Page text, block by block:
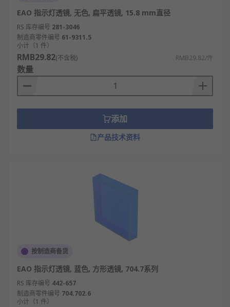
EAO 指示灯透镜, 无色, 扁平透镜, 15.8 mm直径
RS 库存编号 281-3046
制造商零件编号 61-9311.5
小计（1 件）
RMB29.82(不含税) RMB29.82/件
数量
添加
产品技术资料
按制造商备货
EAO 指示灯透镜, 蓝色, 方形透镜, 704.7系列
RS 库存编号 442-657
制造商零件编号 704.702.6
小计（1 件）